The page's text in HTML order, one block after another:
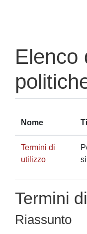
Elenco
Nome
Termini di
utilizzo
Termini
Riassunto